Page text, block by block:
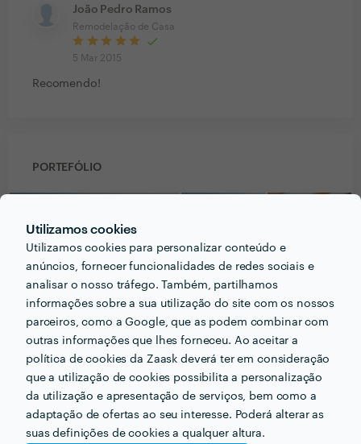
Utilizamos cookies
Utilizamos cookies para personalizar conteúdo e
anúncios, fornecer funcionalidades de redes sociais e
analisar o nosso tráfego. Também, partilhamos
informações sobre a sua utilização do site com os nossos
parceiros, como a Google, que as podem combinar com
outras informações que lhes forneceu. Ao aceitar a
política de cookies da Zaask deverá ter em consideração
que a utilização de cookies possibilita a personalização
da utilização e apresentação de serviços, bem como a
adaptação de ofertas ao seu interesse. Poderá alterar as
suas definições de cookies a qualquer altura.
João Pedro Ramos
Remodelação de Casa
5 Mar 2015
Recomendo!
PORTEFÓLIO
PERGUNTAS E RESPOSTAS